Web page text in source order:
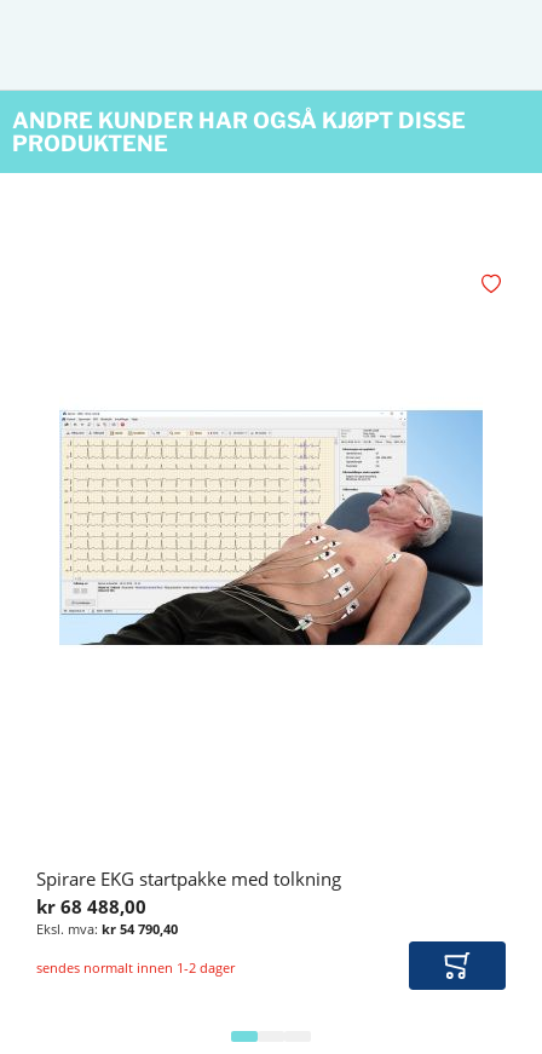
ANDRE KUNDER HAR OGSÅ KJØPT DISSE
PRODUKTENE
Spirare EKG startpakke med tolkning
kr 68 488,00
kr 54 790,40
sendes normalt innen 1-2 dager Legg i
Legg i